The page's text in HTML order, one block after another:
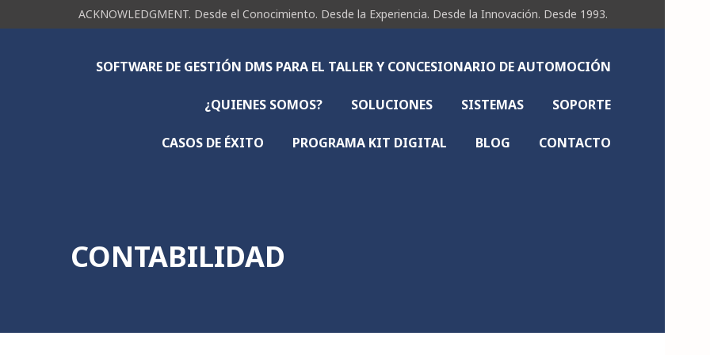
ACKNOWLEDGMENT. Desde el Conocimiento. Desde la Experiencia. Desde la Innovación. Desde 1993.
SOFTWARE DE GESTIÓN DMS PARA EL TALLER Y CONCESIONARIO DE AUTOMOCIÓN
¿QUIENES SOMOS? SOLUCIONES SISTEMAS SOPORTE
CASOS DE ÉXITO PROGRAMA KIT DIGITAL BLOG CONTACTO
CONTABILIDAD